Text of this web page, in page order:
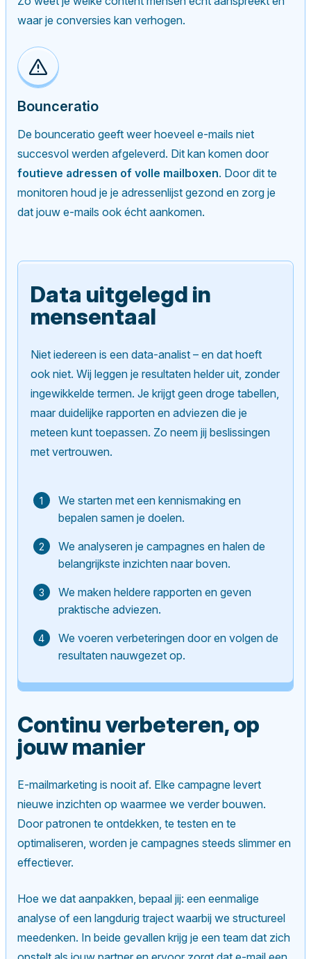
waar je conversies kan verhogen.
Bounceratio
De bounceratio geeft weer hoeveel e-mails niet
succesvol werden afgeleverd. Dit kan komen door
foutieve adressen of volle mailboxen. Door dit te
monitoren houd je je adressenlijst gezond en zorg je
dat jouw e-mails ook écht aankomen.
Data uitgelegd in
mensentaal
Niet iedereen is een data-analist – en dat hoeft
ook niet. Wij leggen je resultaten helder uit, zonder
ingewikkelde termen. Je krijgt geen droge tabellen,
maar duidelijke rapporten en adviezen die je
meteen kunt toepassen. Zo neem jij beslissingen
met vertrouwen.
We starten met een kennismaking en
bepalen samen je doelen.
We analyseren je campagnes en halen de
belangrijkste inzichten naar boven.
We maken heldere rapporten en geven
praktische adviezen.
We voeren verbeteringen door en volgen de
resultaten nauwgezet op.
Continu verbeteren, op
jouw manier
E-mailmarketing is nooit af. Elke campagne levert
nieuwe inzichten op waarmee we verder bouwen.
Door patronen te ontdekken, te testen en te
optimaliseren, worden je campagnes steeds slimmer en
effectiever.
Hoe we dat aanpakken, bepaal jij: een eenmalige
analyse of een langdurig traject waarbij we structureel
meedenken. In beide gevallen krijg je een team dat zich